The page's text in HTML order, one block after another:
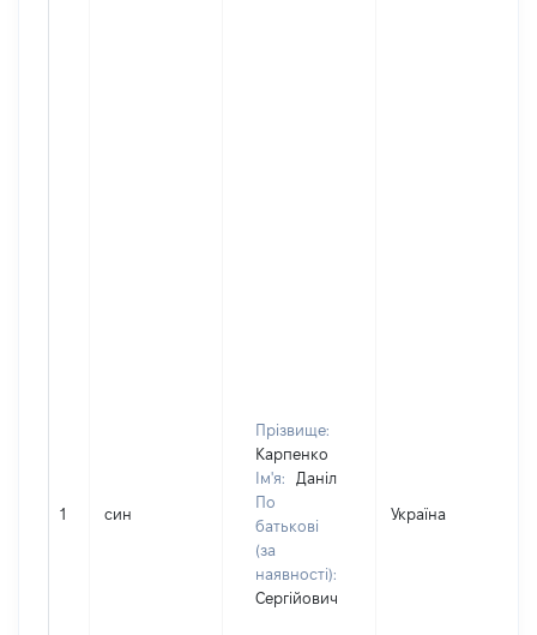
1 син
Прізвище:
Карпенко
Ім'я:
Даніл
По
батькові
(за
наявності):
Сергійович
Україна